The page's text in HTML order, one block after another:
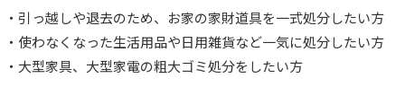
・引っ越しや退去のため、お家の家財道具を一式処分したい方
・使わなくなった生活用品や日用雑貨など一気に処分したい方
・大型家具、大型家電の粗大ゴミ処分をしたい方